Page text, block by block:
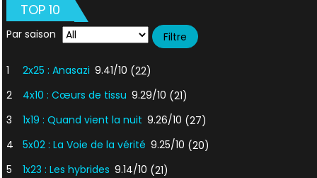
TOP 10
Par saison
1 2x25 : Anasazi 9.41/10 (22)
2
4x10 : Cœurs de tissu 9.29/10 (21)
3
1x19 : Quand vient la nuit 9.26/10 (27)
4
5x02 : La Voie de la vérité 9.25/10 (20)
5
1x23 : Les hybrides 9.14/10 (21)